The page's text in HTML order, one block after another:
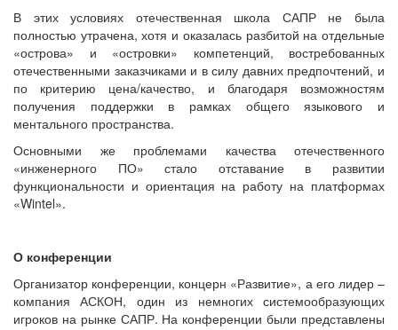
В этих условиях отечественная школа САПР не была
полностью утрачена, хотя и оказалась разбитой на отдельные
«острова» и «островки» компетенций, востребованных
отечественными заказчиками и в силу давних предпочтений, и
по критерию цена/качество, и благодаря возможностям
получения поддержки в рамках общего языкового и
ментального пространства.
Основными же проблемами качества отечественного
«инженерного ПО» стало отставание в развитии
функциональности и ориентация на работу на платформах
«Wintel».
О конференции
Организатор конференции, концерн «Развитие», а его лидер –
компания АСКОН, один из немногих системообразующих
игроков на рынке САПР. На конференции были представлены